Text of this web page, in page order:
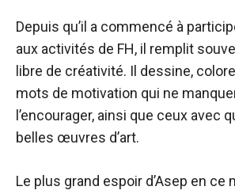
Depuis qu’il a commencé à
aux activités de FH, il remplit
libre de créativité. Il dessine,
mots de motivation qui ne
l’encourager, ainsi que ceux avec
belles œuvres d’art.
Le plus grand espoir d’Asep en ce